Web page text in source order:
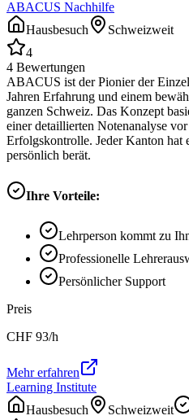
ABACUS Nachhilfe
Hausbesuch
Schweizweit
4
4 Bewertungen
ABACUS ist der Pionier der
Jahren Erfahrung und einem
ganzen Schweiz. Das Konzept
einer detaillierten Notenanalyse
Erfolgskontrolle. Jeder Kanton hat
persönlich berät.
Ihre Vorteile:
Lehrperson kommt zu
Professionelle
Persönlicher Support
Preis
CHF 93/h
Mehr erfahren
Learning Institute
Hausbesuch
Schweizweit